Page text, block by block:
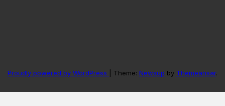
Proudly powered by WordPress Theme: Newsup by Themeansar.